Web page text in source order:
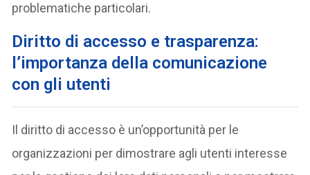
problematiche particolari.
Diritto di accesso e trasparenza:
l’importanza della comunicazione
con gli utenti
Il diritto di accesso è un’opportunità per le
organizzazioni per dimostrare agli utenti interesse